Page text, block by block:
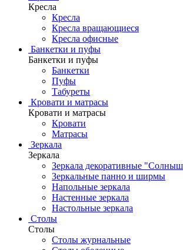
Кресла
Кресла
Кресла вращающиеся
Кресла офисные
Банкетки и пуфы
Банкетки и пуфы
Банкетки
Пуфы
Табуреты
Кровати и матрасы
Кровати и матрасы
Кровати
Матрасы
Зеркала
Зеркала
Зеркала декоративные
Зеркальные панно и ширмы
Напольные зеркала
Настенные зеркала
Настольные зеркала
Столы
Столы
Столы журнальные